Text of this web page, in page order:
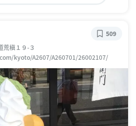
荒槇１９-３
kyoto/A2607/A260701/26002107/
509